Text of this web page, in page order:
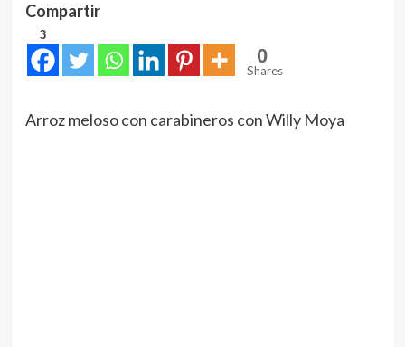
Compartir
3
0
Shares
Arroz meloso con carabineros con Willy Moya